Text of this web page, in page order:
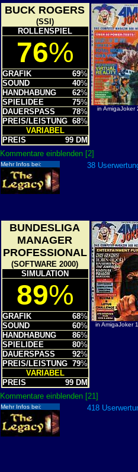
BUCK ROGERS
(SSI)
ROLLENSPIEL
76%
GRAFIK 69%
SOUND
40%
HANDHABUNG
62%
SPIELIDEE
75%
DAUERSPASS
78%
PREIS/LEISTUNG68%
VARIABEL
PREIS
99 DM
in AmigaJoker
Kommentare einblenden [2]
Mehr Infos bei: 38
BUNDESLIGA
MANAGER
PROFESSIONAL
(SOFTWARE 2000)
SIMULATION
89%
GRAFIK 68%
SOUND
60%
HANDHABUNG
86%
SPIELIDEE
80%
DAUERSPASS
92%
PREIS/LEISTUNG79%
VARIABEL
PREIS
99 DM
in AmigaJoker
Kommentare einblenden [21]
Mehr Infos bei: 418